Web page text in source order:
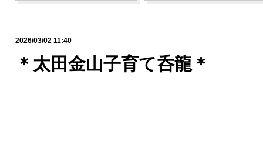
2026/03/02 11:40
＊太田金山子育て呑龍＊